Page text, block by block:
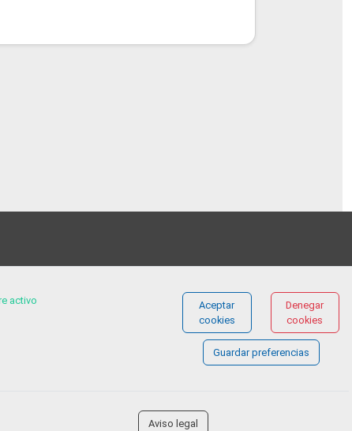
activo
Aceptar
cookies
Denegar
cookies
Guardar preferencias
Aviso legal